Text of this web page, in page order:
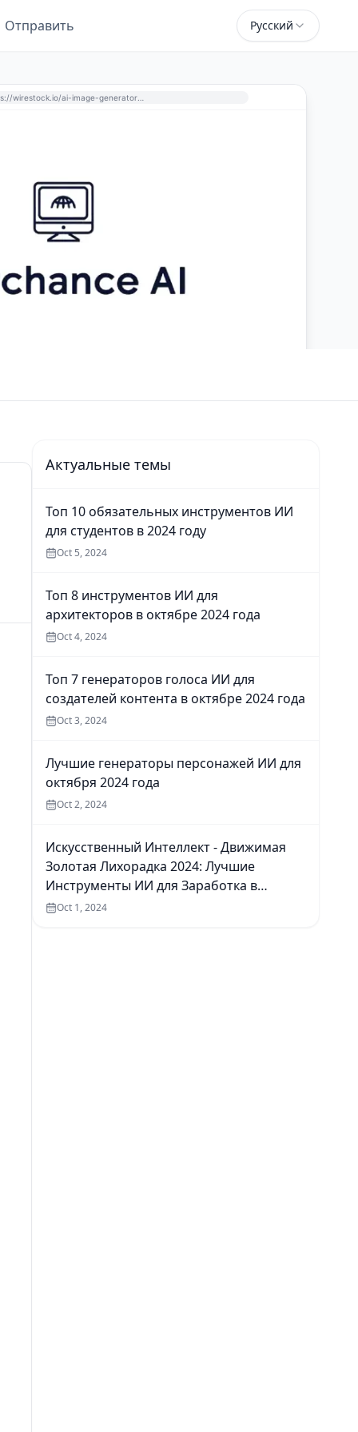
Отправить Русский
https://wirestock.io/ai-image-generator/?utm_source=perchance-ai.net&utm_medium=referral
Актуальные темы
Топ 10 обязательных инструментов ИИ
для студентов в 2024 году
Oct 5, 2024
Топ 8 инструментов ИИ для
архитекторов в октябре 2024 года
Oct 4, 2024
Топ 7 генераторов голоса ИИ для
создателей контента в октябре 2024 года
Oct 3, 2024
Лучшие генераторы персонажей ИИ для
октября 2024 года
Oct 2, 2024
Искусственный Интеллект - Движимая
Золотая Лихорадка 2024: Лучшие
Инструменты ИИ для Заработка в
Интернете
Oct 1, 2024